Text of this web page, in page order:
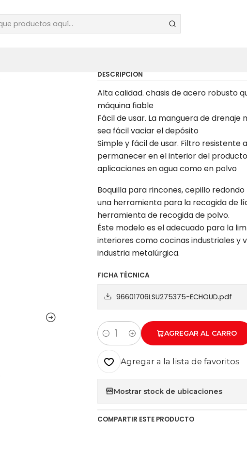
ASPIRADORA
DESCRIPCIÓN
Alta calidad. chasis de acero robusto
máquina fiable
Fácil de usar. La manguera de drenaje
sea fácil vaciar el depósito
Simple y fácil de usar. Filtro resistente
permanecer en el interior del
aplicaciones en agua como en polvo
Boquilla para rincones, cepillo
una herramienta para la recogida de
herramienta de recogida de polvo.
Éste modelo es el adecuado para la
interiores como cocinas industriales y
industria metalúrgica.
FICHA TÉCNICA
96601706LSU275375-ECHOUD.pdf
Cantidad
AGREGAR AL CARRO
Agregar a la lista de favoritos
Mostrar stock de ubicaciones
COMPARTIR ESTE PRODUCTO